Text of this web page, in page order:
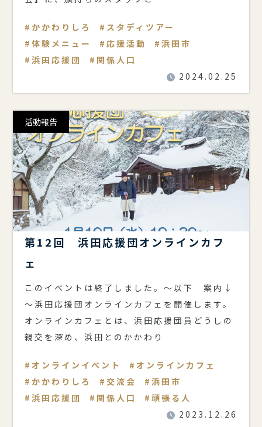
かかわりしろ
スタディツアー
体験メニュー
応援活動
浜田市
浜田応援団
関係人口
2024.02.25
活動報告
第12回 浜田応援団オンラインカフ
ェ
このイベントは終了しました。～以下 案内↓
～浜田応援団オンラインカフェを開催します。
オンラインカフェとは、浜田応援団員どうしの
親交を深め、浜田とのかかわり
オンラインイベント
オンラインカフェ
かかわりしろ
交流会
浜田市
浜田応援団
関係人口
頑張る人
2023.12.26